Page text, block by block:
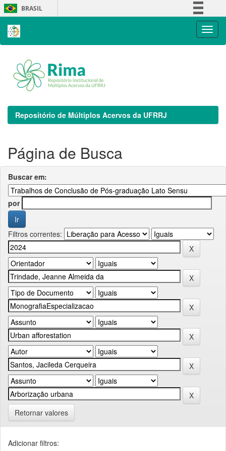
Skip
navigation
BRASIL
Repositório de Múltiplos Acervos da UFRRJ
Página de Busca
Buscar em:
por
Filtros correntes:
Retornar valores
Adicionar filtros: